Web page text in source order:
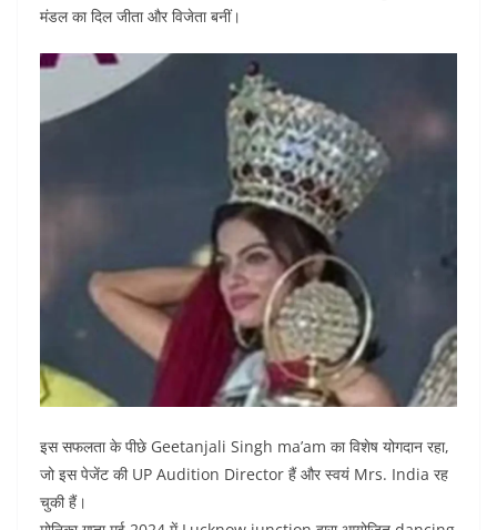
मंडल का दिल जीता और विजेता बनीं।
इस सफलता के पीछे Geetanjali Singh ma’am का विशेष योगदान रहा,
जो इस पेजेंट की UP Audition Director हैं और स्वयं Mrs. India रह
चुकी हैं।